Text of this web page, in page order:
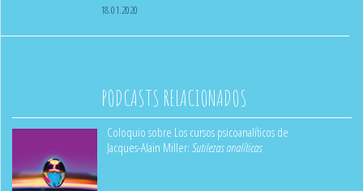
18.01.2020
PODCASTS RELACIONADOS
Coloquio sobre Los cursos psicoanalíticos de
Jacques-Alain Miller: Sutilezas analíticas